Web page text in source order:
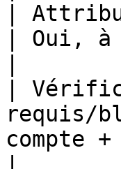
|
| Oui, à
|
requis/
compte